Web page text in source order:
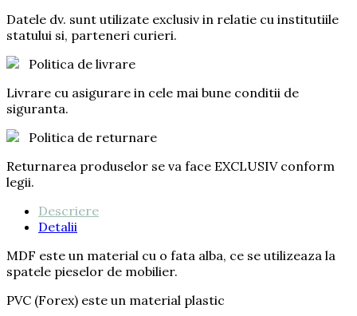
Datele dv. sunt utilizate exclusiv in relatie cu institutiile
statului si, parteneri curieri.
Politica de livrare
Livrare cu asigurare in cele mai bune conditii de
siguranta.
Politica de returnare
Returnarea produselor se va face EXCLUSIV conform
legii.
Descriere
Detalii
MDF este un material cu o fata alba, ce se utilizeaza la
spatele pieselor de mobilier.
PVC (Forex) este un material plastic